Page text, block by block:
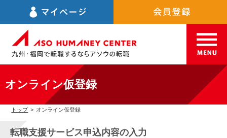
オンライン仮登録
トップ > オンライン仮登録
転職支援サービス申込内容の入力